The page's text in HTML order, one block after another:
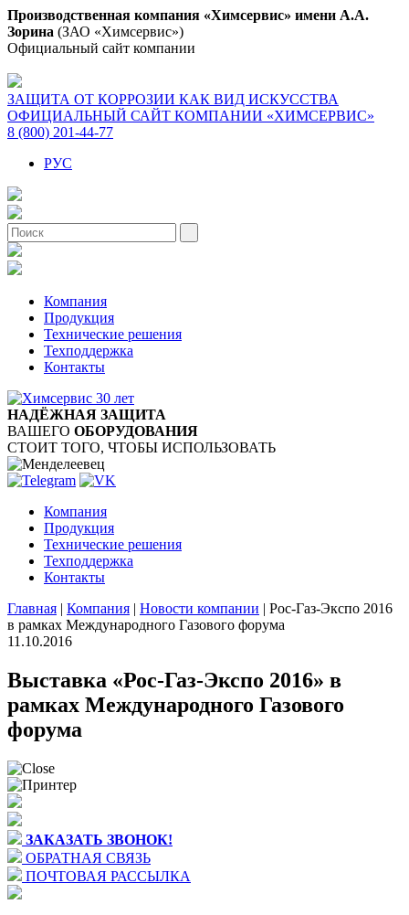
Производственная компания «Химсервис» имени А.А.
Зорина (ЗАО «Химсервис»)
Официальный сайт компании
ЗАЩИТА ОТ КОРРОЗИИ КАК ВИД ИСКУССТВА
ОФИЦИАЛЬНЫЙ САЙТ КОМПАНИИ «ХИМСЕРВИС»
8 (800) 201-44-77
РУС
Компания
Продукция
Технические решения
Техподдержка
Контакты
НАДЁЖНАЯ ЗАЩИТА
ВАШЕГО ОБОРУДОВАНИЯ
СТОИТ ТОГО, ЧТОБЫ ИСПОЛЬЗОВАТЬ
Компания
Продукция
Технические решения
Техподдержка
Контакты
Главная | Компания | Новости компании | Рос-Газ-Экспо 2016
в рамках Международного Газового форума
11.10.2016
Выставка «Рос-Газ-Экспо 2016» в
рамках Международного Газового
форума
ЗАКАЗАТЬ ЗВОНОК!
ОБРАТНАЯ СВЯЗЬ
ПОЧТОВАЯ РАССЫЛКА